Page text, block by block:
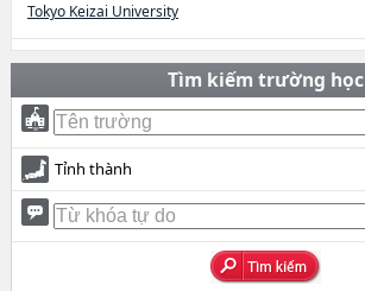
Tokyo Keizai University
Tìm kiếm trường học
Tỉnh thành